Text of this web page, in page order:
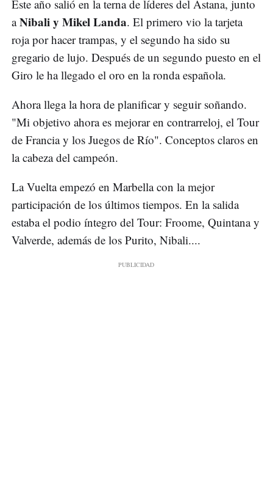
Este año salió en la terna de líderes del Astana, junto
aNibali y Mikel Landa. El primero vio la tarjeta
roja por hacer trampas, y el segundo ha sido su
gregario de lujo. Después de un segundo puesto en el
Giro le ha llegado el oro en la ronda española.
Ahora llega la hora de planificar y seguir soñando.
"Mi objetivo ahora es mejorar en contrarreloj, el Tour
de Francia y los Juegos de Río". Conceptos claros en
la cabeza del campeón.
La Vuelta empezó en Marbella con la mejor
participación de los últimos tiempos. En la salida
estaba el podio íntegro del Tour: Froome, Quintana y
Valverde, además de los Purito, Nibali....